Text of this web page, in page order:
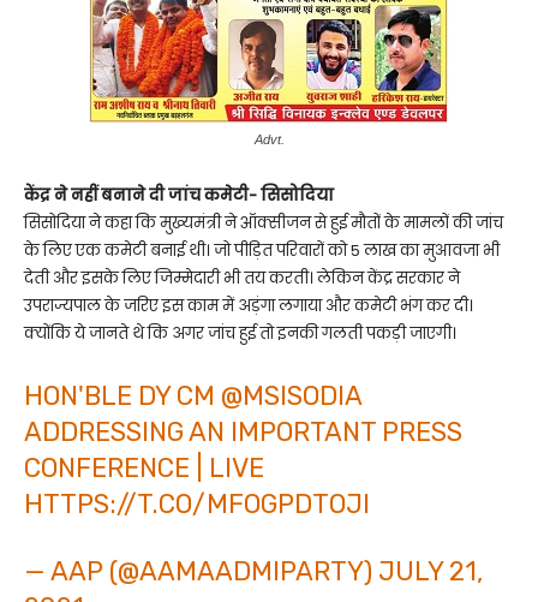
Advt.
केंद्र ने नहीं बनाने दी जांच कमेटी- सिसोदिया
सिसोदिया ने कहा कि मुख्यमंत्री ने ऑक्सीजन से हुई मौतों के मामलों की जांच
के लिए एक कमेटी बनाई थी। जो पीड़ित परिवारों को 5 लाख का मुआवजा भी
देती और इसके लिए जिम्मेदारी भी तय करती। लेकिन केंद्र सरकार ने
उपराज्यपाल के जरिए इस काम में अड़ंगा लगाया और कमेटी भंग कर दी।
क्योंकि ये जानते थे कि अगर जांच हुई तो इनकी गलती पकड़ी जाएगी।
HON'BLE DY CM @MSISODIA
ADDRESSING AN IMPORTANT PRESS
CONFERENCE | LIVE
HTTPS://T.CO/MFOGPDTOJI
— AAP (@AAMAADMIPARTY) JULY 21,